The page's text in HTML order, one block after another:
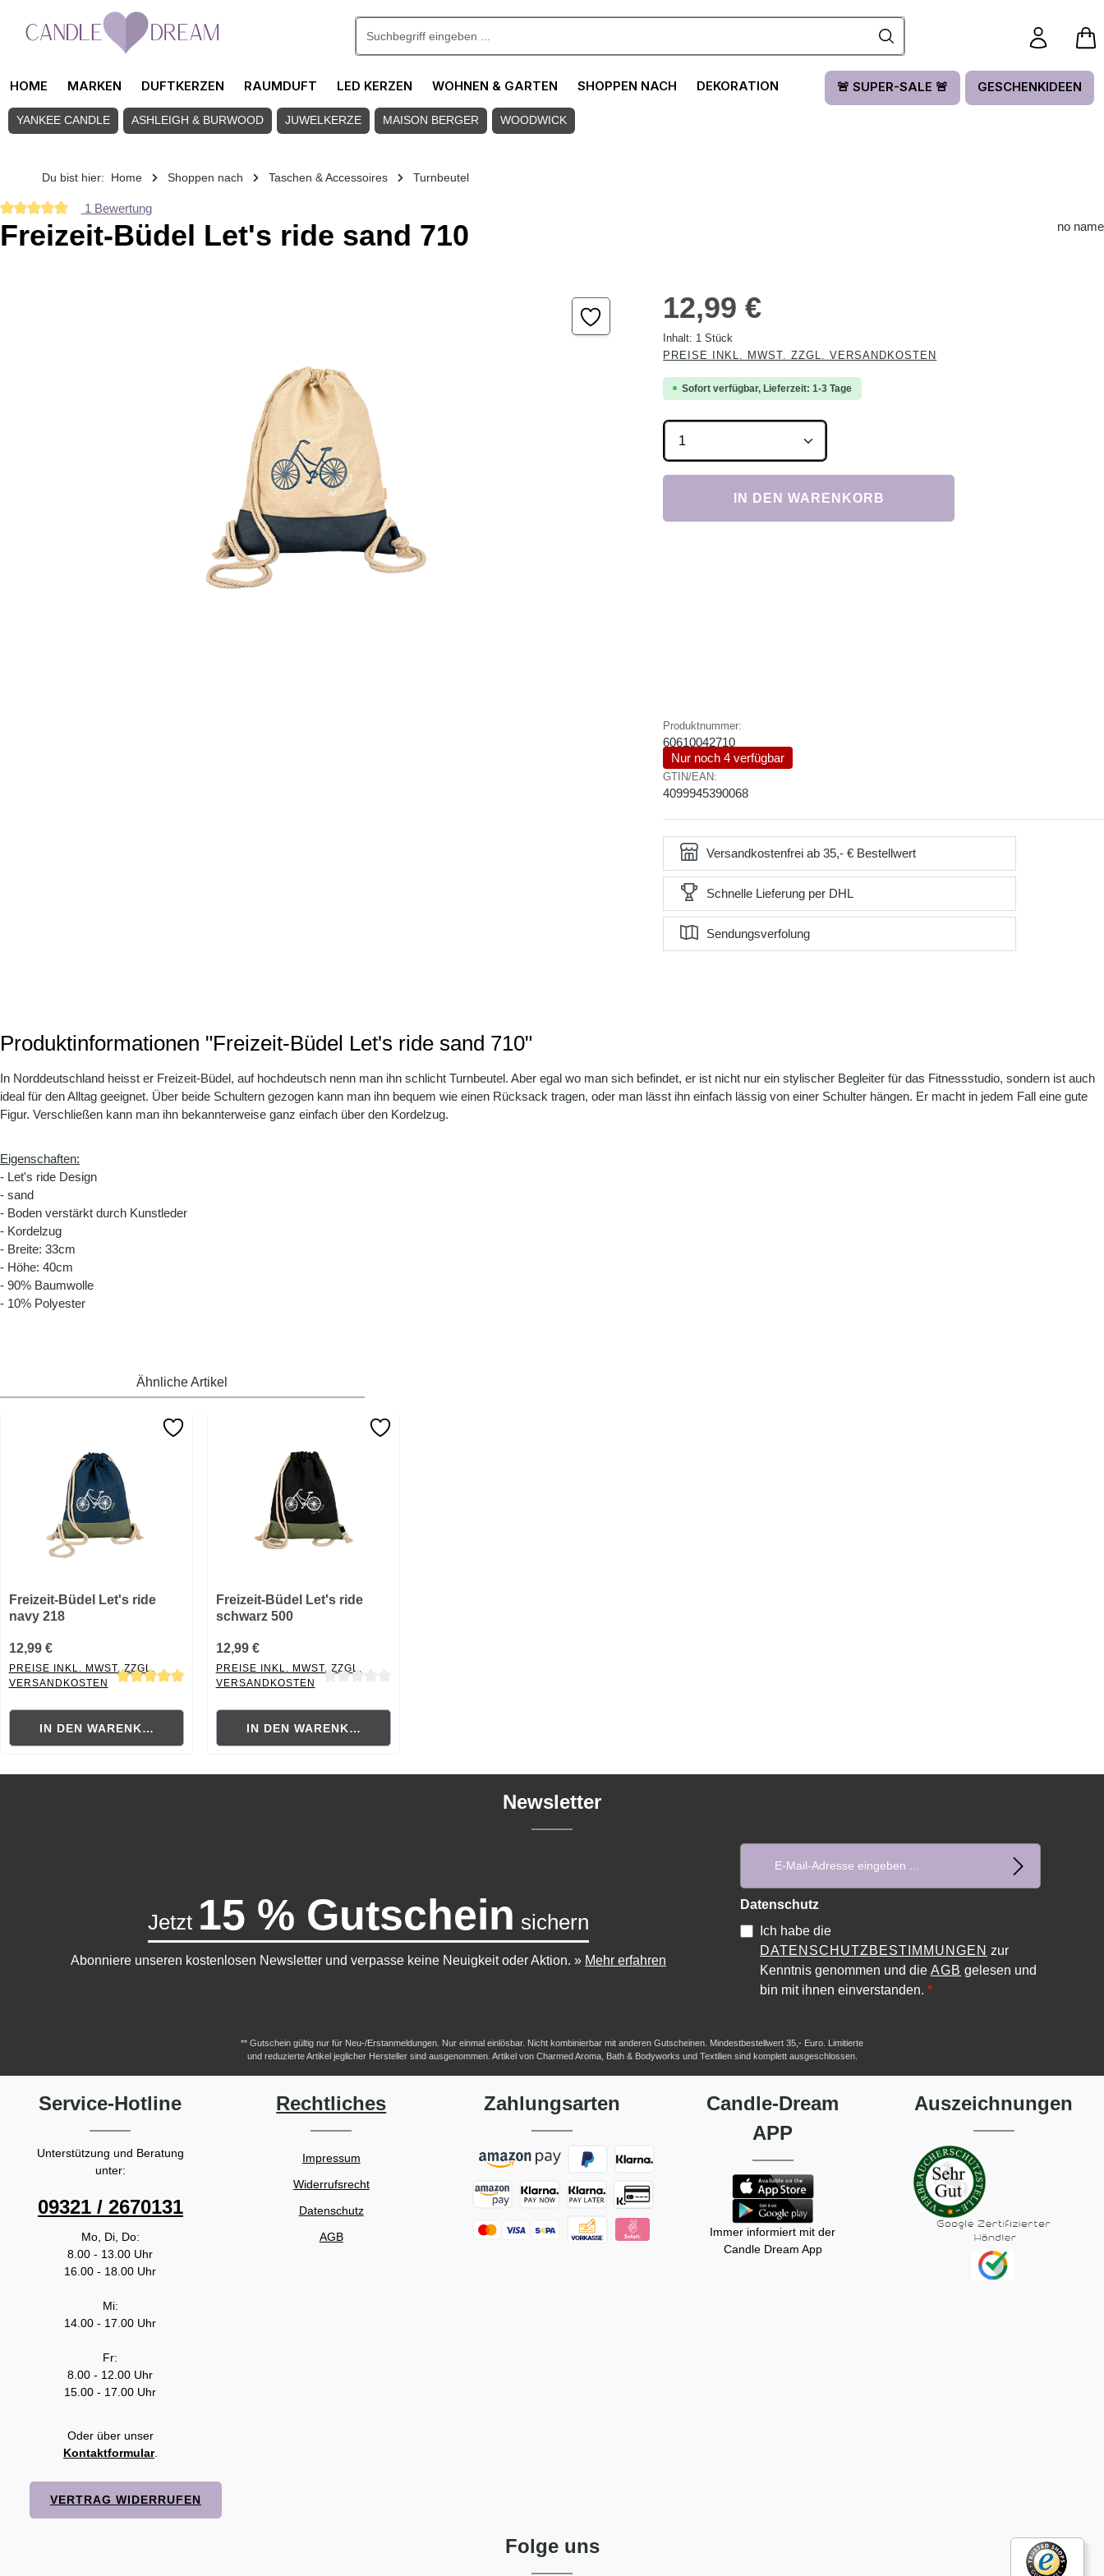
Zum Hauptinhalt springen
HOME MARKEN DUFTKERZEN RAUMDUFT LED KERZEN WOHNEN & GARTEN SHOPPEN NACH DEKORATION 🚨 SUPER-SALE 🚨 GESCHENKIDEEN
YANKEE CANDLE ASHLEIGH & BURWOOD JUWELKERZE MAISON BERGER WOODWICK
Du bist hier: Home Shoppen nach Taschen & Accessoires Turnbeutel
Durchschnittliche Bewertung von 5 von 5 Sternen
1 Bewertung
Freizeit-Büdel Let's ride sand 710 no name
12,99 €
Inhalt: 1 Stück
PREISE INKL. MWST. ZZGL. VERSANDKOSTEN
Sofort verfügbar, Lieferzeit: 1-3 Tage
Produkt Anzahl: Gib den gewünschten Wert ein
IN DEN WARENKORB
Produktnummer:
60610042710
Nur noch 4 verfügbar
GTIN/EAN:
4099945390068
Versandkostenfrei ab 35,- € Bestellwert
Schnelle Lieferung per DHL
Sendungsverfolung
Produktinformationen "Freizeit-Büdel Let's ride sand 710"
In Norddeutschland heisst er Freizeit-Büdel, auf hochdeutsch nenn man ihn schlicht Turnbeutel. Aber egal wo man sich befindet, er ist nicht nur ein stylischer Begleiter für das Fitnessstudio, sondern ist auch
ideal für den Alltag geeignet. Über beide Schultern gezogen kann man ihn bequem wie einen Rücksack tragen, oder man lässt ihn einfach lässig von einer Schulter hängen. Er macht in jedem Fall eine gute
Figur. Verschließen kann man ihn bekannterweise ganz einfach über den Kordelzug.
Eigenschaften:
- Let's ride Design
- sand
- Boden verstärkt durch Kunstleder
- Kordelzug
- Breite: 33cm
- Höhe: 40cm
- 90% Baumwolle
- 10% Polyester
Ähnliche Artikel
Freizeit-Büdel Let's ride
navy 218
12,99 €
PREISE INKL. MWST. ZZGL.
VERSANDKOSTEN
IN DEN WARENKORB
Freizeit-Büdel Let's ride
schwarz 500
12,99 €
PREISE INKL. MWST. ZZGL.
VERSANDKOSTEN
IN DEN WARENKORB
Newsletter
Jetzt 15 % Gutschein sichern
Abonniere unseren kostenlosen Newsletter und verpasse keine Neuigkeit oder Aktion. » Mehr erfahren
Datenschutz
Ich habe die
DATENSCHUTZBESTIMMUNGEN zur
Kenntnis genommen und die AGB gelesen und
bin mit ihnen einverstanden. *
** Gutschein gültig nur für Neu-/Erstanmeldungen. Nur einmal einlösbar. Nicht kombinierbar mit anderen Gutscheinen. Mindestbestellwert 35,- Euro. Limitierte
und reduzierte Artikel jeglicher Hersteller sind ausgenommen. Artikel von Charmed Aroma, Bath & Bodyworks und Textilien sind komplett ausgeschlossen.
Service-Hotline
Unterstützung und Beratung
unter:
09321 / 2670131
Mo, Di, Do:
8.00 - 13.00 Uhr
16.00 - 18.00 Uhr
Mi:
14.00 - 17.00 Uhr
Fr:
8.00 - 12.00 Uhr
15.00 - 17.00 Uhr
Oder über unser
Kontaktformular.
VERTRAG WIDERRUFEN
Rechtliches
Impressum
Widerrufsrecht
Datenschutz
AGB
Zahlungsarten
Candle-Dream
APP
Immer informiert mit der
Candle Dream App
Auszeichnungen
Folge uns